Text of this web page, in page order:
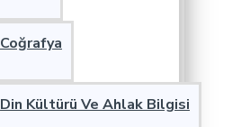
Coğrafya
Din Kültürü Ve Ahlak Bilgisi